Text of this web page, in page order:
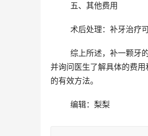
	五、其他费用
术后处理：补牙治
并询问医生了解具体的费
的有效方法。
	编辑：梨梨